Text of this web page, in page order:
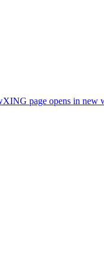
XING page opens in new